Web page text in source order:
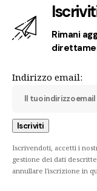
Rimani
Indirizzo email:
Iscrivendoti, accetti i
gestione dei dati
annullare l'iscrizione in